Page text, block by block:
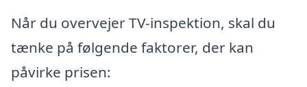
Når du overvejer TV-inspektion, skal du
tænke på følgende faktorer, der kan
påvirke prisen: